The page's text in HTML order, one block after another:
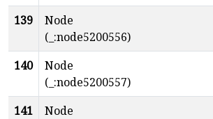
139
Node
(_:node5200556)
140
Node
(_:node5200557)
141
Node